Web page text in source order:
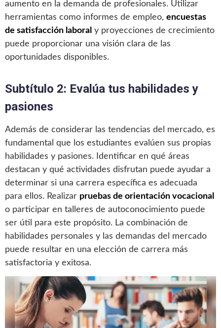
aumento en la demanda de profesionales. Utilizar
herramientas como informes de empleo, encuestas
de satisfacción laboral y proyecciones de crecimiento
puede proporcionar una visión clara de las
oportunidades disponibles.
Subtítulo 2: Evalúa tus habilidades y
pasiones
Además de considerar las tendencias del mercado, es
fundamental que los estudiantes evalúen sus propias
habilidades y pasiones. Identificar en qué áreas
destacan y qué actividades disfrutan puede ayudar a
determinar si una carrera específica es adecuada
para ellos. Realizar pruebas de orientación vocacional
o participar en talleres de autoconocimiento puede
ser útil para este propósito. La combinación de
habilidades personales y las demandas del mercado
puede resultar en una elección de carrera más
satisfactoria y exitosa.